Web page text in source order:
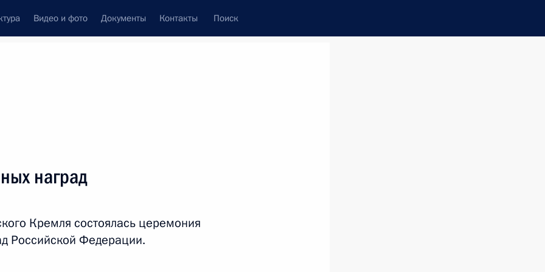
Видео и фото Документы Контакты Поиск
наград
Кремля состоялась церемония
Российской Федерации.